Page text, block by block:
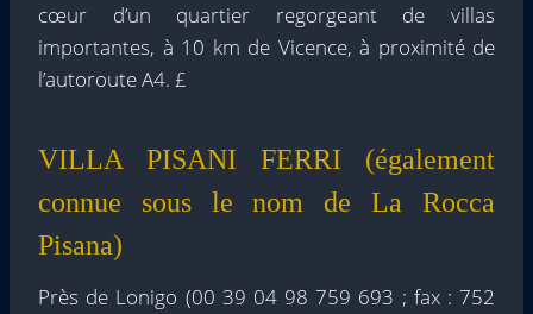
cœur d’un quartier regorgeant de villas
importantes, à 10 km de Vicence, à proximité de
l’autoroute A4. £
VILLA PISANI FERRI (également
connue sous le nom de La Rocca
Pisana)
Près de Lonigo (00 39 04 98 759 693 ; fax : 752